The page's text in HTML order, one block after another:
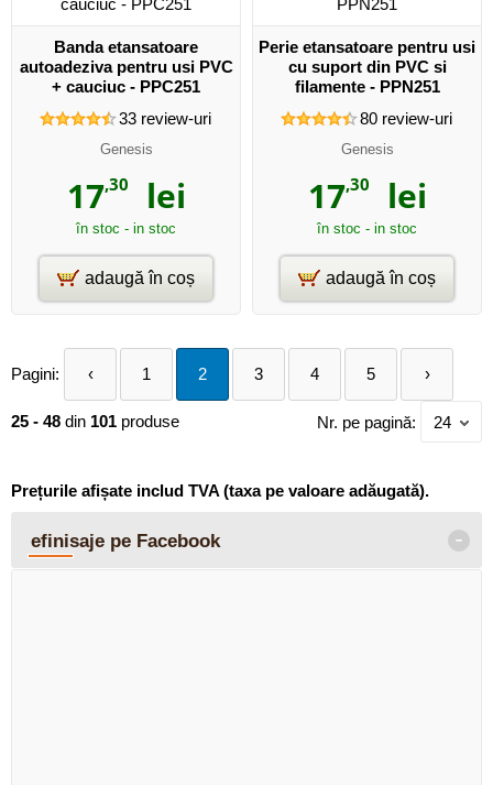
Banda etansatoare
autoadeziva pentru usi PVC
+ cauciuc - PPC251
33review-uri
Genesis
17,30 lei
în stoc - in stoc
adaugă în coș
Perie etansatoare pentru usi
cu suport din PVC si
filamente - PPN251
80review-uri
Genesis
17,30 lei
în stoc - in stoc
adaugă în coș
Pagini: ‹ 1 2 3 4 5 ›
25 - 48 din 101 produse Nr. pe pagină: 24
Prețurile afișate includ TVA (taxa pe valoare adăugată).
efinisaje pe Facebook -